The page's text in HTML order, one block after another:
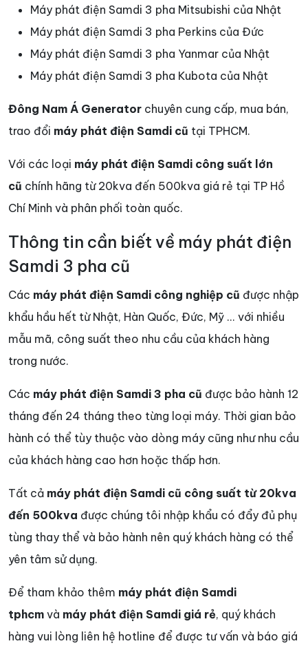
Máy phát điện Samdi 3 pha Mitsubishi của Nhật
Máy phát điện Samdi 3 pha Perkins của Đức
Máy phát điện Samdi 3 pha Yanmar của Nhật
Máy phát điện Samdi 3 pha Kubota của Nhật
Đông Nam Á Generator chuyên cung cấp, mua bán,
trao đổi máy phát điện Samdi cũ tại TPHCM.
Với các loại máy phát điện Samdi công suất lớn
cũ chính hãng từ 20kva đến 500kva giá rẻ tại TP Hồ
Chí Minh và phân phối toàn quốc.
Thông tin cần biết về máy phát điện
Samdi 3 pha cũ
Các máy phát điện Samdi công nghiệp cũ được nhập
khẩu hầu hết từ Nhật, Hàn Quốc, Đức, Mỹ ... với nhiều
mẫu mã, công suất theo nhu cầu của khách hàng
trong nước.
Các máy phát điện Samdi 3 pha cũ được bảo hành 12
tháng đến 24 tháng theo từng loại máy. Thời gian bảo
hành có thể tùy thuộc vào dòng máy cũng như nhu cầu
của khách hàng cao hơn hoặc thấp hơn.
Tất cả máy phát điện Samdi cũ công suất từ 20kva
đến 500kva được chúng tôi nhập khẩu có đẩy đủ phụ
tùng thay thể và bảo hành nên quý khách hàng có thể
yên tâm sử dụng.
Để tham khảo thêm máy phát điện Samdi
tphcm và máy phát điện Samdi giá rẻ, quý khách
hàng vui lòng liên hệ hotline để được tư vấn và báo giá